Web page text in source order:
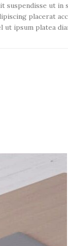
suspendisse ut in
placerat
ut ipsum platea